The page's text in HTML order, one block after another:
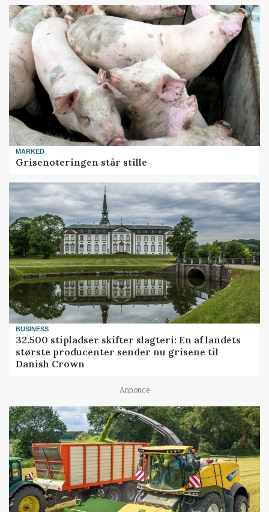
MARKED
Grisenoteringen står stille
BUSINESS
32.500 stipladser skifter slagteri: En af landets
største producenter sender nu grisene til
Danish Crown
Annonce